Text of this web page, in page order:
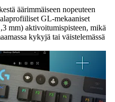
äärimmäiseen nopeuteen
GL-mekaaniset
mm) aktivoitumispisteen, mikä
kykyjä tai väistelemässä